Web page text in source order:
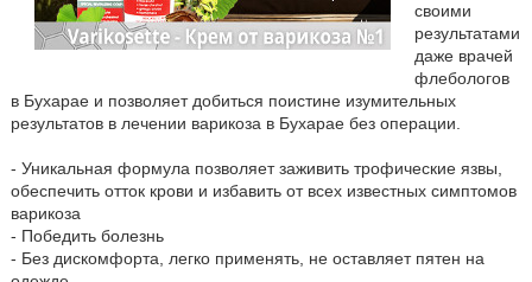
своими
результатами
даже врачей
флебологов
в Бухарае и позволяет добиться поистине изумительных
результатов в лечении варикоза в Бухарае без операции.
- Уникальная формула позволяет заживить трофические язвы,
обеспечить отток крови и избавить от всех известных симптомов
варикоза
- Победить болезнь
- Без дискомфорта, легко применять, не оставляет пятен на